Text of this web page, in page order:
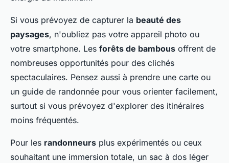
Si vous prévoyez de capturer la beauté des
paysages, n'oubliez pas votre appareil photo ou
votre smartphone. Les forêts de bambous offrent de
nombreuses opportunités pour des clichés
spectaculaires. Pensez aussi à prendre une carte ou
un guide de randonnée pour vous orienter facilement,
surtout si vous prévoyez d'explorer des itinéraires
moins fréquentés.
Pour les randonneurs plus expérimentés ou ceux
souhaitant une immersion totale, un sac à dos léger